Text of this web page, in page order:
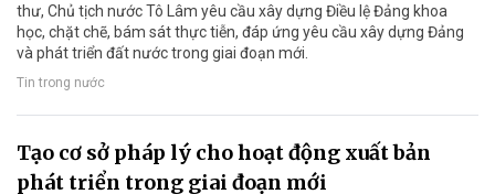
thư, Chủ tịch nước Tô Lâm yêu cầu xây dựng Điều lệ Đảng khoa
học, chặt chẽ, bám sát thực tiễn, đáp ứng yêu cầu xây dựng Đảng
và phát triển đất nước trong giai đoạn mới.
Tin trong nước
Tạo cơ sở pháp lý cho hoạt động xuất bản
phát triển trong giai đoạn mới